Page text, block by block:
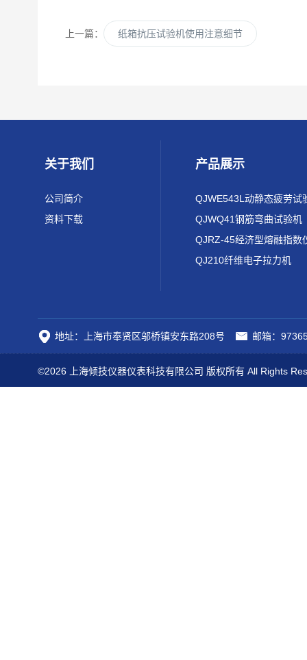
上一篇： 纸箱抗压试验机使用注意细节
关于我们
公司简介
资料下载
产品展示
QJWE543L动静态疲劳试
QJWQ41钢筋弯曲试验机
QJRZ-45经济型熔融指数
QJ210纤维电子拉力机
地址：上海市奉贤区邬桥镇安东路208号 邮箱：
©2026 上海倾技仪器仪表科技有限公司 版权所有 All Rights